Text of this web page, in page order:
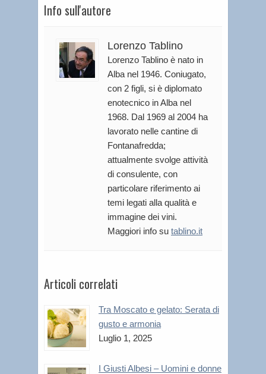
Info sull'autore
Lorenzo Tablino
Lorenzo Tablino è nato in
Alba nel 1946. Coniugato,
con 2 figli, si è diplomato
enotecnico in Alba nel
1968. Dal 1969 al 2004 ha
lavorato nelle cantine di
Fontanafredda;
attualmente svolge attività
di consulente, con
particolare riferimento ai
temi legati alla qualità e
immagine dei vini.
Maggiori info su tablino.it
Articoli correlati
Tra Moscato e gelato: Serata di
gusto e armonia
Luglio 1, 2025
I Giusti Albesi – Uomini e donne